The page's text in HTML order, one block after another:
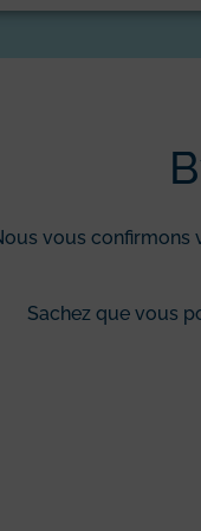
vous confirmons
Sachez que vous